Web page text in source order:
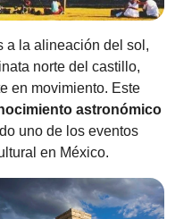
a la alineación del sol,
norte del castillo,
en movimiento. Este
astronómico
uno de los eventos
en México.